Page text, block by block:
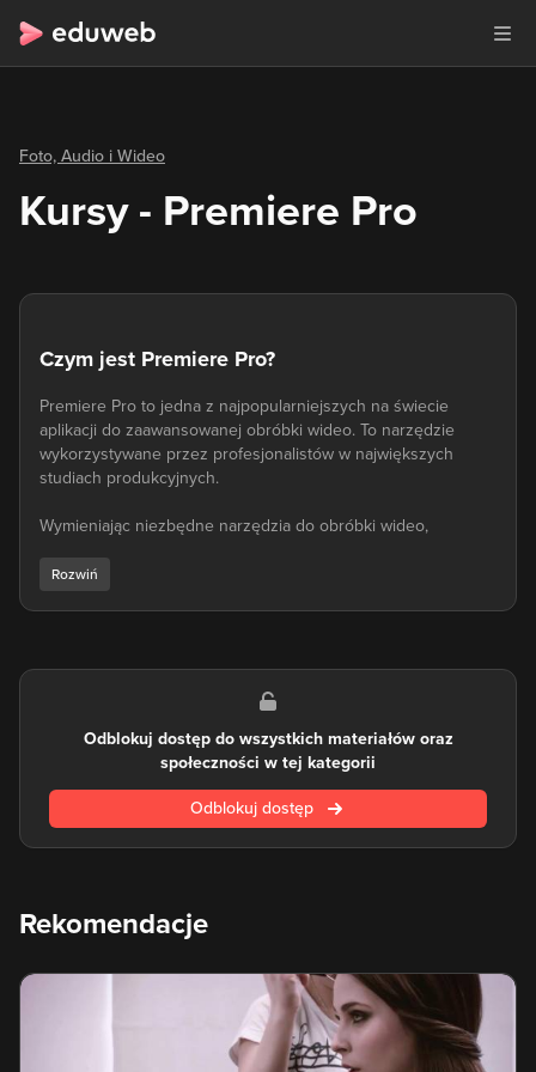
Foto, Audio i Wideo
Kursy - Premiere Pro
Czym jest Premiere Pro?
Premiere Pro to jedna z najpopularniejszych na świecie
aplikacji do zaawansowanej obróbki wideo. To narzędzie
wykorzystywane przez profesjonalistów w największych
studiach produkcyjnych.
Wymieniając niezbędne narzędzia do obróbki wideo,
miejscu. Wchodząca w pakiet aplikacji Adobe "Premierka" ma
pozycję lidera na rynku wideo, a jej znajomość jest
filmowcy, którzy chcą wiedzieć, jak poprawić wideo, doceniają
jego przydatne funkcje, takie jak na przykład korekta kolorów
Co istotne - Premiere Pro umożliwia wygodną współpracę z
pozostałymi aplikacjami Creative Cloud. Nauka Premiere Pro
niesie za sobą również tę korzyść, że po opanowaniu
opanowaniu tego, jak korzystać z Premiere Pro, z pewnością
Twój warsztat znacznie się poprawi, niezależnie od tego, czy
prowadzącą vlogi.
Jeżeli chcesz przekonać się, jak nauczyć się obsługi
Premiere Pro na praktycznych przykładach, które
Odblokuj dostęp do wszystkich materiałów oraz
społeczności w tej kategorii
Odblokuj dostęp
Rekomendacje